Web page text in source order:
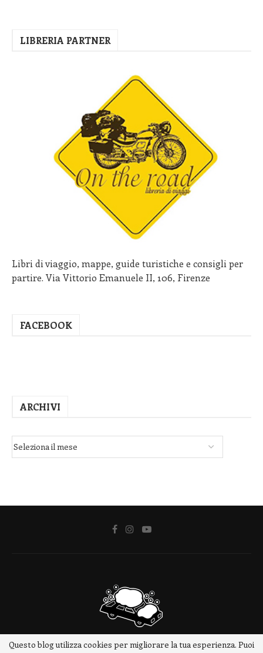
LIBRERIA PARTNER
Libri di viaggio, mappe, guide turistiche e consigli per
partire. Via Vittorio Emanuele II, 106, Firenze
FACEBOOK
ARCHIVI
Questo blog utilizza cookies per migliorare la tua esperienza. Puoi